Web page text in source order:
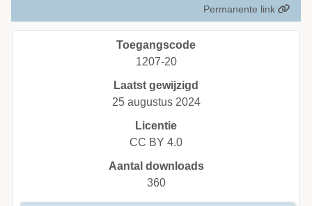
Permanente link
Toegangscode
1207-20
Laatst gewijzigd
25 augustus 2024
Licentie
CC BY 4.0
Aantal downloads
360